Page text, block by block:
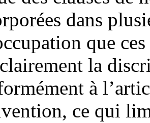
dans
que
la
à
ce qui